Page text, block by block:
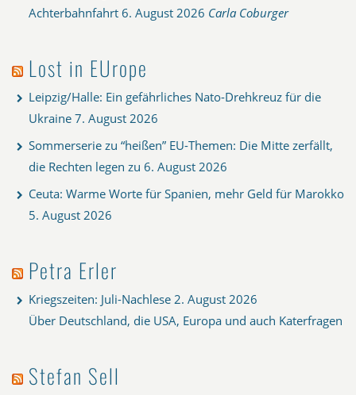
Achterbahnfahrt 6. August 2026 Carla Coburger
Lost in EUrope
Leipzig/Halle: Ein gefährliches Nato-Drehkreuz für die
Ukraine 7. August 2026
Sommerserie zu “heißen” EU-Themen: Die Mitte zerfällt,
die Rechten legen zu 6. August 2026
Ceuta: Warme Worte für Spanien, mehr Geld für Marokko
5. August 2026
Petra Erler
Kriegszeiten: Juli-Nachlese 2. August 2026
Über Deutschland, die USA, Europa und auch Katerfragen
Stefan Sell